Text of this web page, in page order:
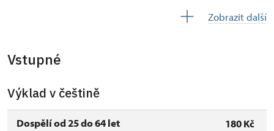
uzavřen
Zobrazit další
Vstupné
Výklad v češtině
Dospělí od 25 do 64 let
180 Kč